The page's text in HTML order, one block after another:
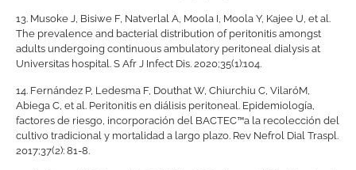
13. Musoke J, Bisiwe F, Natverlal A, Moola I, Moola Y, Kajee U, et al.
The prevalence and bacterial distribution of peritonitis amongst
adults undergoing continuous ambulatory peritoneal dialysis at
Universitas hospital. S Afr J Infect Dis. 2020;35(1):104.
14. Fernández P, Ledesma F, Douthat W, Chiurchiu C, VilaróM,
Abiega C, et al. Peritonitis en diálisis peritoneal. Epidemiología,
factores de riesgo, incorporación del BACTEC™a la recolección del
cultivo tradicional y mortalidad a largo plazo. Rev Nefrol Dial Traspl.
2017;37(2): 81-8.